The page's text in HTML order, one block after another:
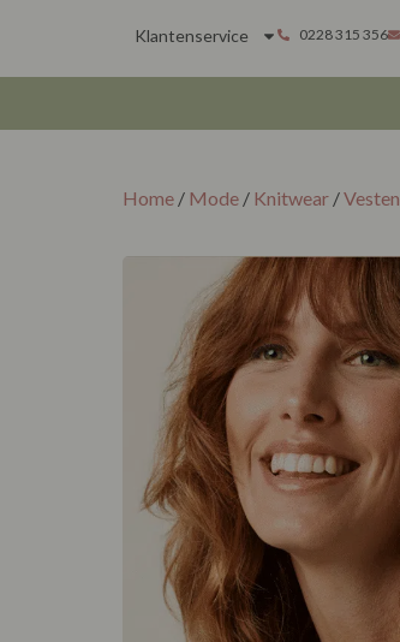
Klantenservice 0228 315 356
Home / Mode / Knitwear /Vesten